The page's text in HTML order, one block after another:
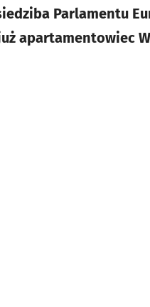
Parlamentu
apartamentowiec